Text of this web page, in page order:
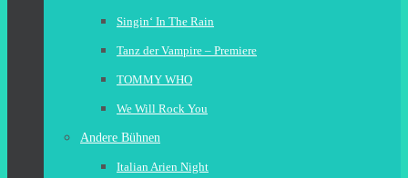
Singin‘ In The Rain
Tanz der Vampire – Premiere
TOMMY WHO
We Will Rock You
Andere Bühnen
Italian Arien Night